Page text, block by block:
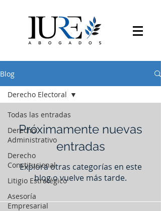
Blog
Todas las entradas
Derecho
Administrativo
Derecho
Constitucional
Litigio Estratégico
Asesoría
Empresarial
Derecho Electoral
Próximamente nuevas
entradas
Explora otras categorías en este
blog o vuelve más tarde.